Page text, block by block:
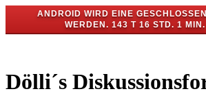
ANDROID WIRD EINE
WERDEN. 143 T 16 STD. 1
Dölli´s